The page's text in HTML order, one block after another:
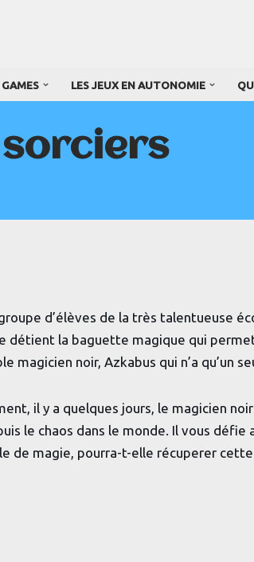
GAMES LES JEUX EN AUTONOMIE
sorciers
d’élèves de la très talentueuse
détient la baguette magique qui
magicien noir, Azkabus qui n’a qu’un
il y a quelques jours, le magicien
le chaos dans le monde. Il vous défie
de magie, pourra-t-elle récuperer